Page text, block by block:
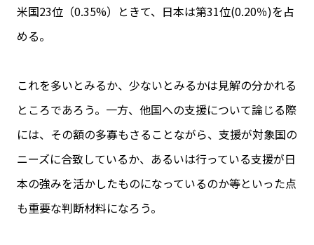
米国23位（0.35%）ときて、日本は第31位(0.20％)を占
める。
これを多いとみるか、少ないとみるかは見解の分かれる
ところであろう。一方、他国への支援について論じる際
には、その額の多寡もさることながら、支援が対象国の
ニーズに合致しているか、あるいは行っている支援が日
本の強みを活かしたものになっているのか等といった点
も重要な判断材料になろう。